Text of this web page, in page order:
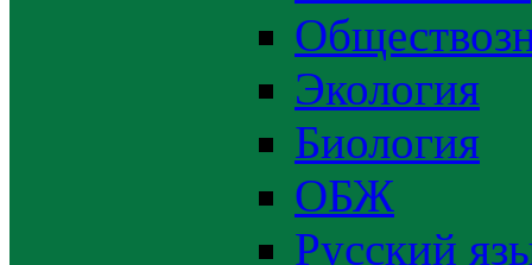
Экология
Биология
ОБЖ
Русский